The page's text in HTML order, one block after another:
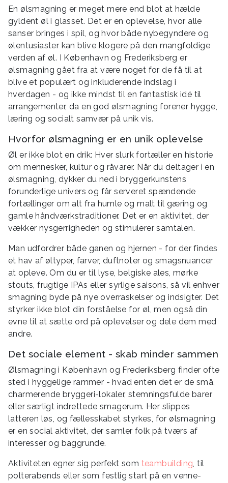
En ølsmagning er meget mere end blot at hælde
gyldent øl i glasset. Det er en oplevelse, hvor alle
sanser bringes i spil, og hvor både nybegyndere og
ølentusiaster kan blive klogere på den mangfoldige
verden af øl. I København og Frederiksberg er
ølsmagning gået fra at være noget for de få til at
blive et populært og inkluderende indslag i
hverdagen - og ikke mindst til en fantastisk idé til
arrangementer, da en god ølsmagning forener hygge,
læring og socialt samvær på unik vis.
Hvorfor ølsmagning er en unik oplevelse
Øl er ikke blot en drik: Hver slurk fortæller en historie
om mennesker, kultur og råvarer. Når du deltager i en
ølsmagning, dykker du ned i bryggerkunstens
forunderlige univers og får serveret spændende
fortællinger om alt fra humle og malt til gæring og
gamle håndværkstraditioner. Det er en aktivitet, der
vækker nysgerrigheden og stimulerer samtalen.
Man udfordrer både ganen og hjernen - for der findes
et hav af øltyper, farver, duftnoter og smagsnuancer
at opleve. Om du er til lyse, belgiske ales, mørke
stouts, frugtige IPAs eller syrlige saisons, så vil enhver
smagning byde på nye overraskelser og indsigter. Det
styrker ikke blot din forståelse for øl, men også din
evne til at sætte ord på oplevelser og dele dem med
andre.
Det sociale element - skab minder sammen
Ølsmagning i København og Frederiksberg finder ofte
sted i hyggelige rammer - hvad enten det er de små,
charmerende bryggeri-lokaler, stemningsfulde barer
eller særligt indrettede smagerum. Her slippes
latteren løs, og fællesskabet styrkes, for ølsmagning
er en social aktivitet, der samler folk på tværs af
interesser og baggrunde.
Aktiviteten egner sig perfekt som teambuilding, til
polterabends eller som festlig start på en venne-